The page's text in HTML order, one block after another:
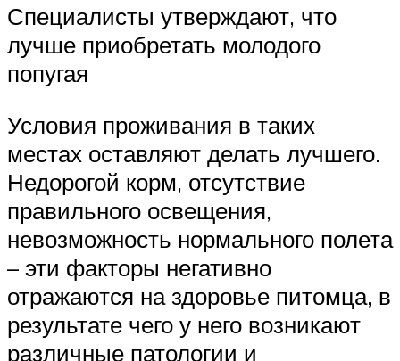
Специалисты утверждают, что
лучше приобретать молодого
попугая
Условия проживания в таких
местах оставляют делать лучшего.
Недорогой корм, отсутствие
правильного освещения,
невозможность нормального полета
– эти факторы негативно
отражаются на здоровье питомца, в
результате чего у него возникают
различные патологии и